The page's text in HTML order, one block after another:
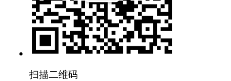
扫描二维码